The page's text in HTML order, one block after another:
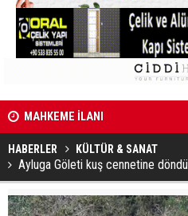
açtı
HABERLER KÜLTÜR & SANAT
Ayluga Göleti kuş cennetine döndü